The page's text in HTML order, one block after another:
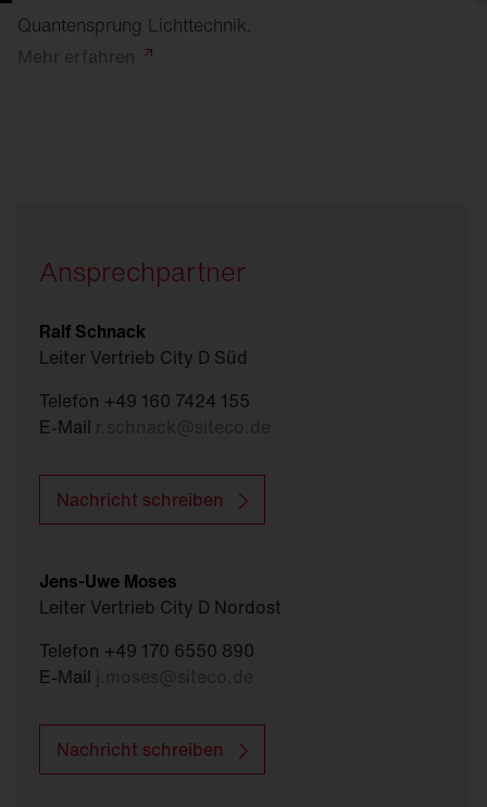
Quantensprung Lichttechnik.
Mehr erfahren
Ansprechpartner
Ralf Schnack
Leiter Vertrieb City D Süd
Telefon +49 160 7424 155
E-Mail
Nachricht schreiben
Jens-Uwe Moses
Leiter Vertrieb City D Nordost
Telefon +49 170 6550 890
E-Mail
Nachricht schreiben